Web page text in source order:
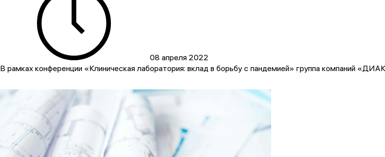
08 апреля 2022
В рамках конференции «Клиническая лаборатория: вклад в борьбу с пандемией» группа компаний